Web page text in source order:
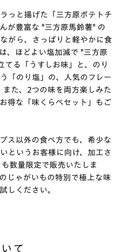
っと揚げた「三方原ポテトチ
が豊富な "三方原馬鈴薯" の
がら、さっぱりと軽やかに食
、ほどよい塩加減で "三方原
てる「うすしお味」と、のり
「のり塩」の、人気のフレー
また、2つの味を両方楽しみた
得な「味くらべセット」もご
ス以外の食べ方でも、希少な
というお客様に向け、加工さ
数量限定で販売いたしま
じゃがいもの特別で極上な味
しください。
て